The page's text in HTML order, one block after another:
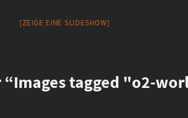
[ZEIGE EINE SLIDESHOW]
tagged "o2-